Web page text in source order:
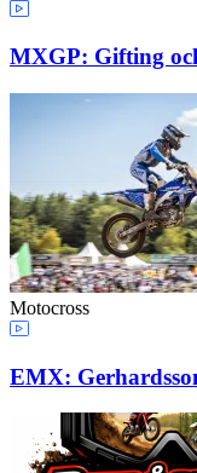
MXGP: Gifting
Motocross
EMX: